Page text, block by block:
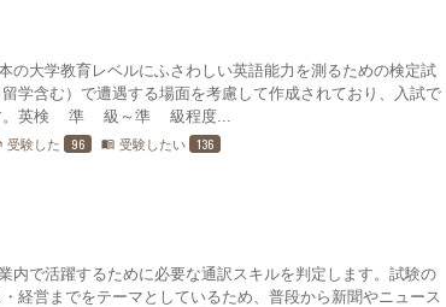
の大学教育レベルにふさわしい英語能力を測るための検定試
学含む）で遭遇する場面を考慮して作成されており、入試で
。英検®準2級～準1級程度...
受験した 96 menu_book 受験したい 136
内で活躍するために必要な通訳スキルを判定します。試験の
経営までをテーマとしているため、普段から新聞やニュース